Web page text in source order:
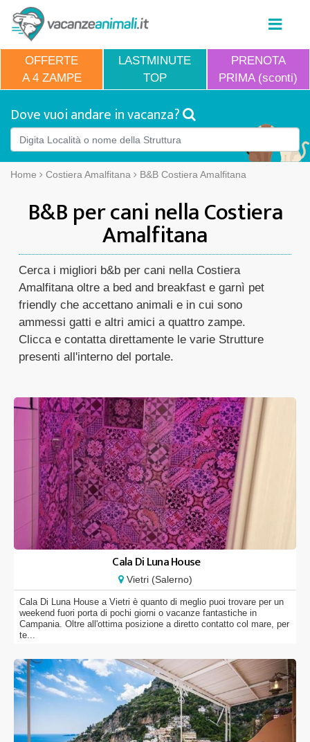
OFFERTE
A 4 ZAMPE
LASTMINUTE
TOP
PRENOTA
PRIMA (sconti)
Dove vuoi andare in vacanza?
Home Costiera Amalfitana B&B Costiera Amalfitana
B&B per cani nella Costiera
Amalfitana
Cerca i migliori b&b per cani nella Costiera
Amalfitana oltre a bed and breakfast e garnì pet
friendly che accettano animali e in cui sono
ammessi gatti e altri amici a quattro zampe.
Clicca e contatta direttamente le varie Strutture
presenti all'interno del portale.
Cala Di Luna House
Vietri (Salerno)
Cala Di Luna House a Vietri è quanto di meglio puoi trovare per un
weekend fuori porta di pochi giorni o vacanze fantastiche in
Campania. Oltre all'ottima posizione a diretto contatto col mare, per
te...